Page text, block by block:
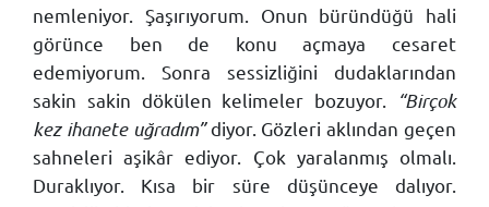
nemleniyor. Şaşırıyorum. Onun büründüğü hali
görünce ben de konu açmaya cesaret
edemiyorum. Sonra sessizliğini dudaklarından
sakin sakin dökülen kelimeler bozuyor.
“Birçok
kez ihanete uğradım”diyor. Gözleri aklından geçen
sahneleri aşikâr ediyor. Çok yaralanmış olmalı.
Duraklıyor. Kısa bir süre düşünceye dalıyor.